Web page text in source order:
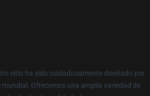
sitio ha sido cuidadosamente diseñado por
mundial. Ofrecemos una amplia variedad de